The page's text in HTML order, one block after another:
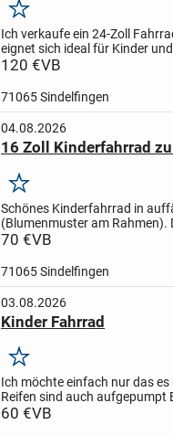
Merken
Ich verkaufe ein 24-Zoll
eignet sich ideal für Kinder
24 Zoll Reifen (24 x 1,75)
120 €VB
71065 Sindelfingen
04.08.2026
16 Zoll Kinderfahrrad
Merken
Schönes Kinderfahrrad in
(Blumenmuster am Rahmen).
Fahrradfahrerinnen und
70 €VB
71065 Sindelfingen
03.08.2026
Kinder Fahrrad
Merken
Ich möchte einfach nur das
Reifen sind auch aufgepumpt
60 €VB